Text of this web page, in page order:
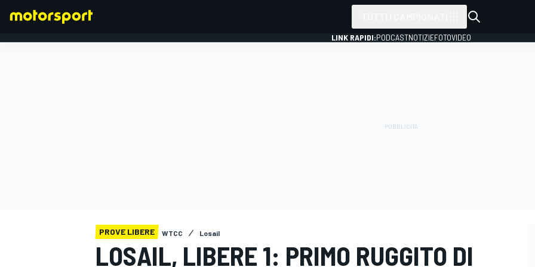
LINK RAPIDI:PODCASTNOTIZIEFOTOVIDEO
PROVE LIBERE WTCC Losail
LOSAIL, LIBERE 1: PRIMO RUGGITO DI